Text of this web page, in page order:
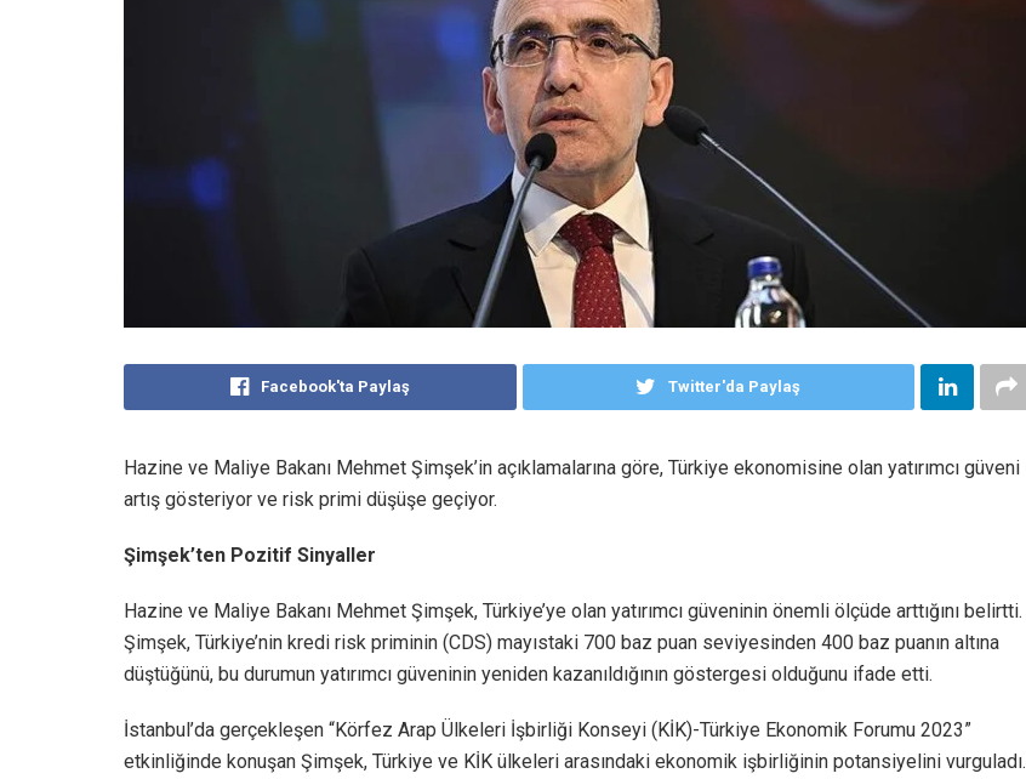
Facebook'ta Paylaş Twitter'da Paylaş
Hazine ve Maliye Bakanı Mehmet Şimşek’in açıklamalarına göre, Türkiye ekonomisine olan yatırımcı güveni
artış gösteriyor ve risk primi düşüşe geçiyor.
Şimşek’ten Pozitif Sinyaller
Hazine ve Maliye Bakanı Mehmet Şimşek, Türkiye’ye olan yatırımcı güveninin önemli ölçüde arttığını belirtti.
Şimşek, Türkiye’nin kredi risk priminin (CDS) mayıstaki 700 baz puan seviyesinden 400 baz puanın altına
düştüğünü, bu durumun yatırımcı güveninin yeniden kazanıldığının göstergesi olduğunu ifade etti.
İstanbul’da gerçekleşen “Körfez Arap Ülkeleri İşbirliği Konseyi (KİK)-Türkiye Ekonomik Forumu 2023”
etkinliğinde konuşan Şimşek, Türkiye ve KİK ülkeleri arasındaki ekonomik işbirliğinin potansiyelini vurguladı.